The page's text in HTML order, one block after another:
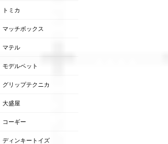
トミカ
マッチボックス
マテル
モデルペット
グリップテクニカ
大盛屋
コーギー
ディンキートイズ